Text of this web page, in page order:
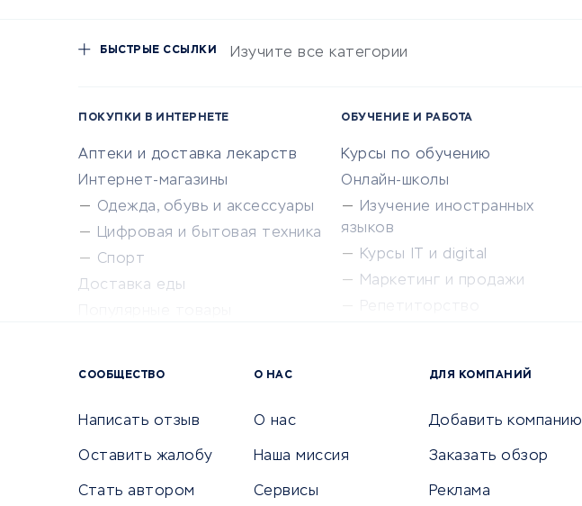
БЫСТРЫЕ ССЫЛКИ Изучите все категории
ПОКУПКИ В ИНТЕРНЕТЕ
Аптеки и доставка лекарств
Интернет-магазины
Одежда, обувь и аксессуары
Цифровая и бытовая техника
Спорт
Доставка еды
ОБУЧЕНИЕ И РАБОТА
Курсы по обучению
Онлайн-школы
Изучение иностранных
языков
Курсы IT и digital
Маркетинг и продажи
Университеты
СООБЩЕСТВО
Написать отзыв
Оставить жалобу
Стать автором
О НАС
О нас
Наша миссия
Сервисы
ДЛЯ КОМПАНИЙ
Добавить компанию
Заказать обзор
Реклама